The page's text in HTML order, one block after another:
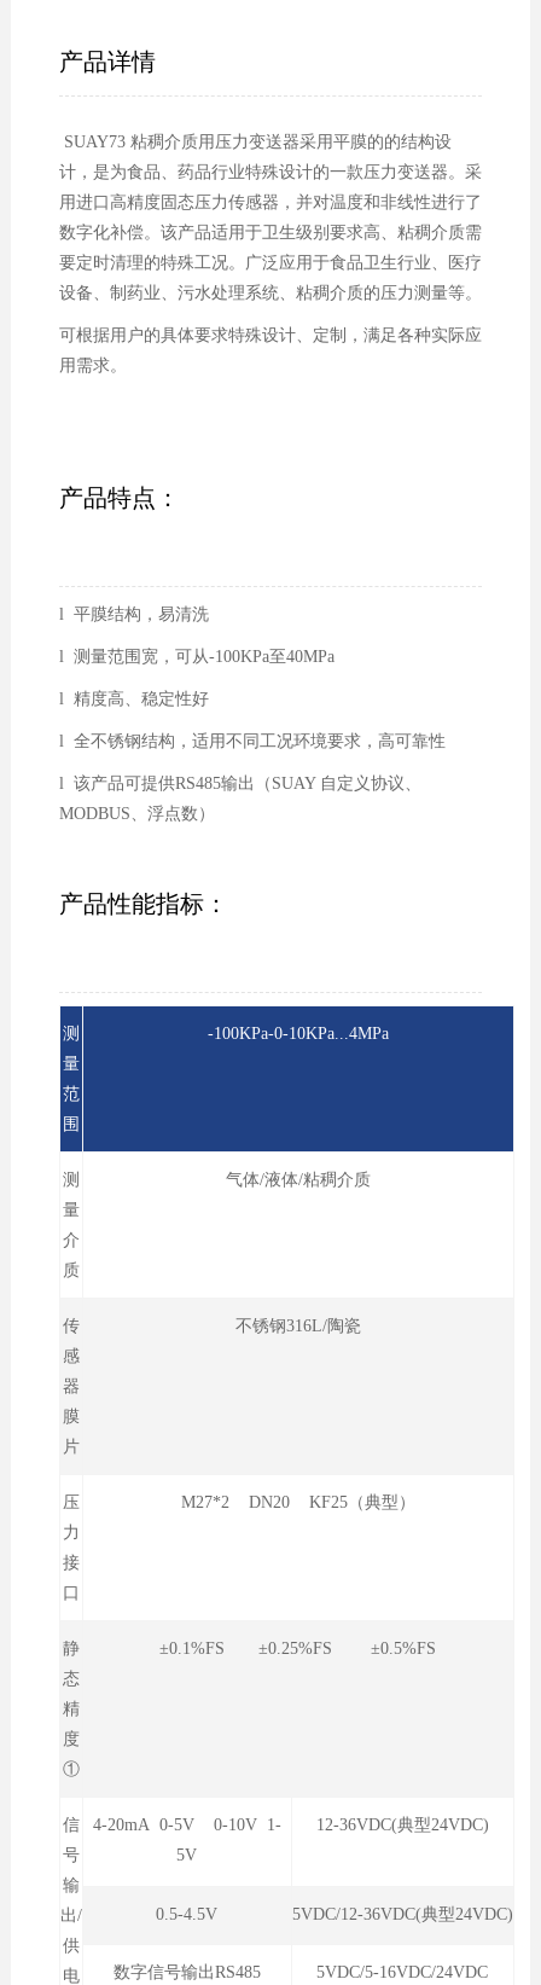
产品详情
SUAY73 粘稠介质用压力变送器采用平膜的的结构设
计，是为食品、药品行业特殊设计的一款压力变送器。采
用进口高精度固态压力传感器，并对温度和非线性进行了
数字化补偿。该产品适用于卫生级别要求高、粘稠介质需
要定时清理的特殊工况。广泛应用于食品卫生行业、医疗
设备、制药业、污水处理系统、粘稠介质的压力测量等。
可根据用户的具体要求特殊设计、定制，满足各种实际应
用需求。
产品特点：
l 平膜结构，易清洗
l 测量范围宽，可从-100KPa至40MPa
l 精度高、稳定性好
l 全不锈钢结构，适用不同工况环境要求，高可靠性
l 该产品可提供RS485输出（SUAY 自定义协议、
MODBUS、浮点数）
产品性能指标：
测
量
范
围
-100KPa-0-10KPa...4MPa
测
量
介
质
气体/液体/粘稠介质
传
感
器
膜
片
不锈钢316L/陶瓷
压
力
接
口
M27*2 DN20 KF25（典型）
静
态
精
度
①
±0.1%FS ±0.25%FS ±0.5%FS
信
号
输
出/
供
电
4-20mA 0-5V 0-10V 1-
5V
12-36VDC(典型24VDC)
0.5-4.5V 5VDC/12-36VDC(典型24VDC)
数字信号输出RS485 5VDC/5-16VDC/24VDC